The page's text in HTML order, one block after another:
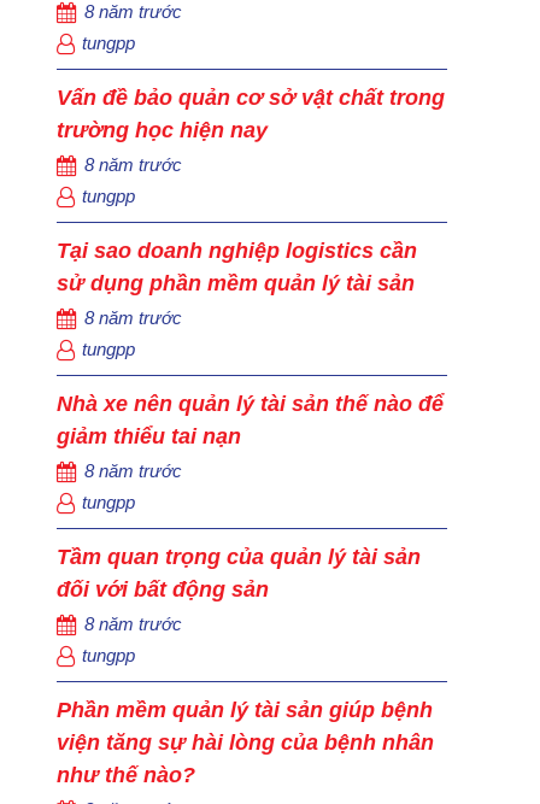
8 năm trước
tungpp
Vấn đề bảo quản cơ sở vật chất trong
trường học hiện nay
8 năm trước
tungpp
Tại sao doanh nghiệp logistics cần
sử dụng phần mềm quản lý tài sản
8 năm trước
tungpp
Nhà xe nên quản lý tài sản thế nào để
giảm thiểu tai nạn
8 năm trước
tungpp
Tầm quan trọng của quản lý tài sản
đối với bất động sản
8 năm trước
tungpp
Phần mềm quản lý tài sản giúp bệnh
viện tăng sự hài lòng của bệnh nhân
như thế nào?